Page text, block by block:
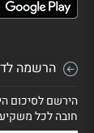
הרשמה
הירשם לסיכום
חובה לכל משקיע